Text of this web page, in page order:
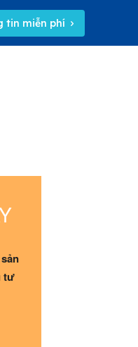
tin miễn phí
tư